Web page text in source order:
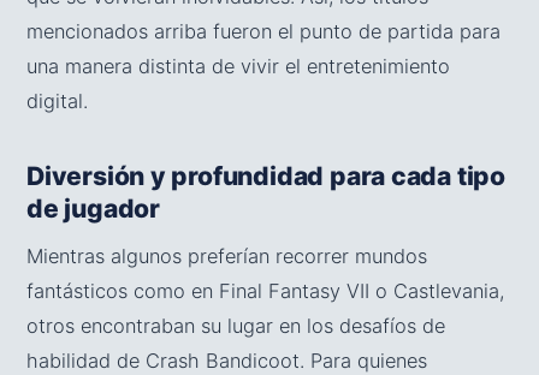
mencionados arriba fueron el punto de partida para
una manera distinta de vivir el entretenimiento
digital.
Diversión y profundidad para cada tipo
de jugador
Mientras algunos preferían recorrer mundos
fantásticos como en Final Fantasy VII o Castlevania,
otros encontraban su lugar en los desafíos de
habilidad de Crash Bandicoot. Para quienes